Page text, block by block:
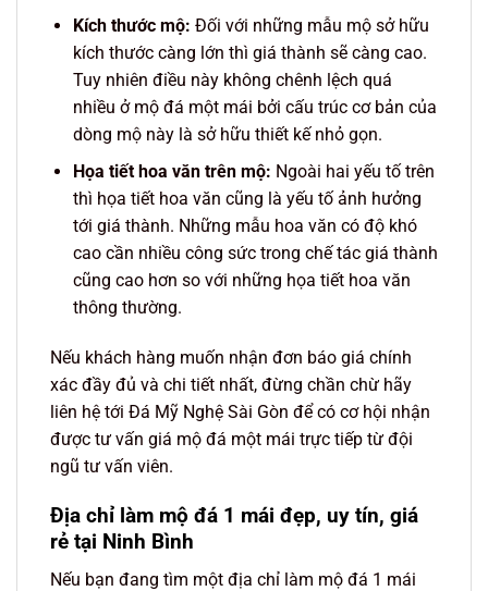
Kích thước mộ: Đối với những mẫu mộ sở hữu
kích thước càng lớn thì giá thành sẽ càng cao.
Tuy nhiên điều này không chênh lệch quá
nhiều ở mộ đá một mái bởi cấu trúc cơ bản của
dòng mộ này là sở hữu thiết kế nhỏ gọn.
Họa tiết hoa văn trên mộ: Ngoài hai yếu tố trên
thì họa tiết hoa văn cũng là yếu tố ảnh hưởng
tới giá thành. Những mẫu hoa văn có độ khó
cao cần nhiều công sức trong chế tác giá thành
cũng cao hơn so với những họa tiết hoa văn
thông thường.
Nếu khách hàng muốn nhận đơn báo giá chính
xác đầy đủ và chi tiết nhất, đừng chần chừ hãy
liên hệ tới Đá Mỹ Nghệ Sài Gòn để có cơ hội nhận
được tư vấn giá mộ đá một mái trực tiếp từ đội
ngũ tư vấn viên.
Địa chỉ làm mộ đá 1 mái đẹp, uy tín, giá
rẻ tại Ninh Bình
Nếu bạn đang tìm một địa chỉ làm mộ đá 1 mái